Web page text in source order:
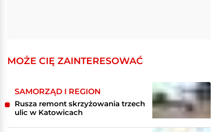
MOŻE CIĘ ZAINTERESOWAĆ
SAMORZĄD I REGION
Rusza remont skrzyżowania trzech
ulic w Katowicach